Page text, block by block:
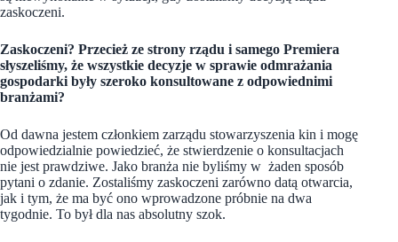
zaskoczeni.
Zaskoczeni? Przecież ze strony rządu i samego Premiera
słyszeliśmy, że wszystkie decyzje w sprawie odmrażania
gospodarki były szeroko konsultowane z odpowiednimi
branżami?
Od dawna jestem członkiem zarządu stowarzyszenia kin i mogę
odpowiedzialnie powiedzieć, że stwierdzenie o konsultacjach
nie jest prawdziwe. Jako branża nie byliśmy w żaden sposób
pytani o zdanie. Zostaliśmy zaskoczeni zarówno datą otwarcia,
jak i tym, że ma być ono wprowadzone próbnie na dwa
tygodnie. To był dla nas absolutny szok.